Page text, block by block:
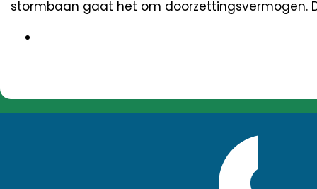
stormbaan gaat het om doorzettingsvermogen.